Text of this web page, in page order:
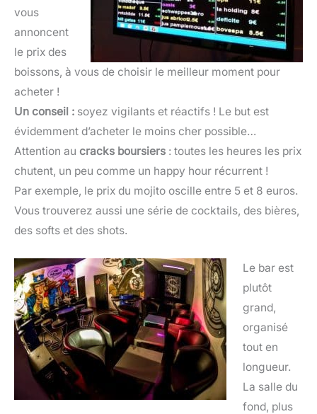
vous
annoncent
le prix des
boissons, à vous de choisir le meilleur moment pour
acheter !
Un conseil : soyez vigilants et réactifs ! Le but est
évidemment d’acheter le moins cher possible…
Attention au cracks boursiers : toutes les heures les prix
chutent, un peu comme un happy hour récurrent !
Par exemple, le prix du mojito oscille entre 5 et 8 euros.
Vous trouverez aussi une série de cocktails, des bières,
des softs et des shots.
Le bar est
plutôt
grand,
organisé
tout en
longueur.
La salle du
fond, plus